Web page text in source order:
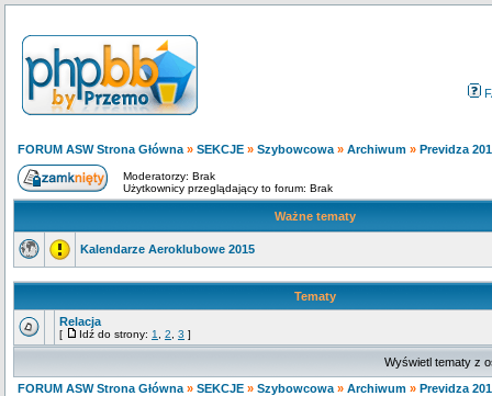
FORUM ASW Strona Główna » SEKCJE » Szybowcowa » Archiwum » Previdza
Moderatorzy: Brak
Użytkownicy przeglądający to forum: Brak
Ważne tematy
Kalendarze Aeroklubowe 2015
Tematy
Relacja
[ Idź do strony: 1 2 3 ]
Wyświetl tematy z
FORUM ASW Strona Główna » SEKCJE » Szybowcowa » Archiwum » Previdza